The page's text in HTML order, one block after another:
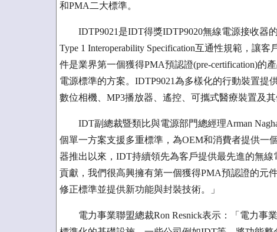
和PMA二大標準。
IDTP9021是IDT得獎IDTP9020無線電源接收器
Type 1 Interoperability Specification互通性規範，讓
件是業界第一個獲得PMA預認證(pre-certification)的
電源標準的方案。IDTP9021為多樣化的行動裝置提
數位相機、MP3播放器、遙控、可攜式醫療裝置及其
IDT副總裁暨類比與電源部門總經理Arman
個單一方案支援多重標準，為OEM和消費者提供一
器推出以來，IDT持續領先為客戶提供最先進的無
貢獻，我們很高興擁有第一個獲得PMA預認證的元
修正標準並提供新功能與封裝技術。」
電力事業聯盟總裁Ron Resnick表示：「電力事